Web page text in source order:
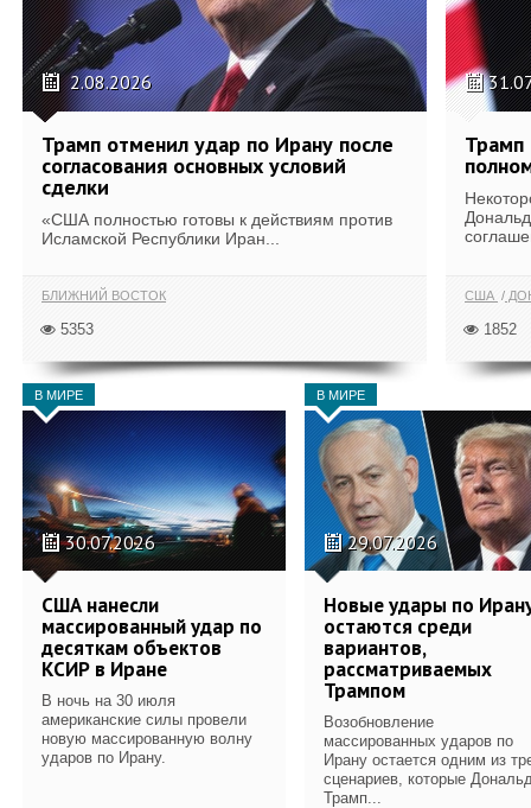
2.08.2026
Трамп отменил удар по Ирану после
согласования основных условий
сделки
«США полностью готовы к действиям против
Исламской Республики Иран...
БЛИЖНИЙ ВОСТОК
5353
Трамп
США
1852
В МИРЕ
30.07.2026
США нанесли
массированный удар по
десяткам объектов
КСИР в Иране
В ночь на 30 июля
американские силы провели
новую массированную волну
ударов по Ирану.
В МИРЕ
29.07.2026
Новые удары по
остаются среди
вариантов,
рассматриваемых
Трампом
Возобновление
массированных ударов по
Ирану остается одним из
сценариев, которые
Трамп...